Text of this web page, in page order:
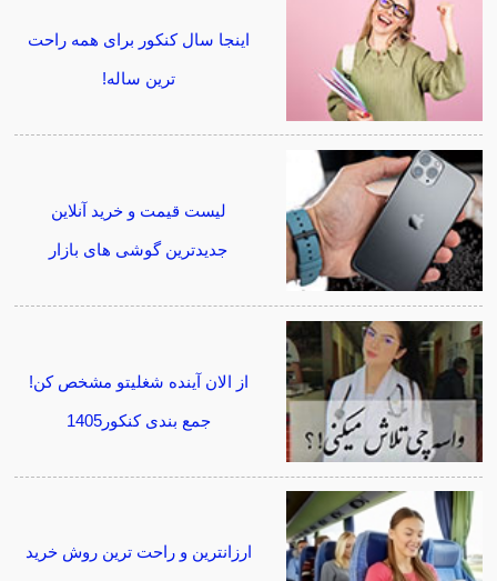
اینجا سال کنکور برای همه راحت
ترین ساله!
لیست قیمت و خرید آنلاین
جدیدترین گوشی های بازار
از الان آینده شغلیتو مشخص کن!
جمع بندی کنکور1405
ارزانترین و راحت ترین روش خرید